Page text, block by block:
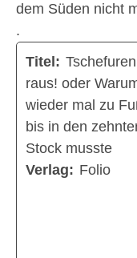
dem Süden nicht
.
Titel: Tschefuren
raus! oder
wieder mal zu
bis in den
Stock musste
Verlag: Folio